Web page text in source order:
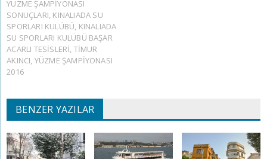
YÜZME ŞAMPIYONASI
SONUÇLARI, KINALIADA SU
SPORLARI KULÜBÜ, KINALIADA
SU SPORLARI KULÜBÜ BAŞAR
ACARLI TESISLERI, TIMUR
AKINCI, YÜZME ŞAMPIYONASI
2016
BENZER YAZILAR